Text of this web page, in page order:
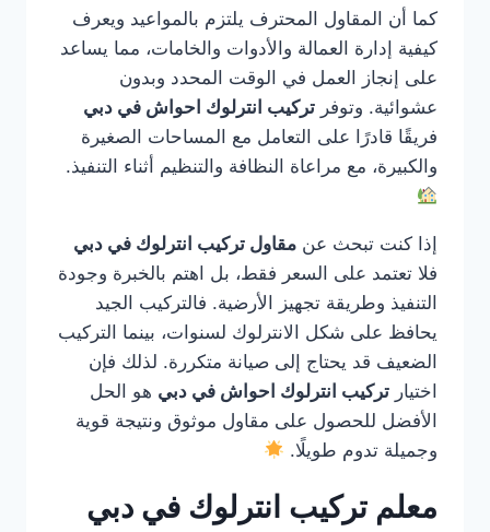
كما أن المقاول المحترف يلتزم بالمواعيد ويعرف
كيفية إدارة العمالة والأدوات والخامات، مما يساعد
على إنجاز العمل في الوقت المحدد وبدون
عشوائية. وتوفر تركيب انترلوك احواش في دبي
فريقًا قادرًا على التعامل مع المساحات الصغيرة
والكبيرة، مع مراعاة النظافة والتنظيم أثناء التنفيذ.
إذا كنت تبحث عن مقاول تركيب انترلوك في دبي
فلا تعتمد على السعر فقط، بل اهتم بالخبرة وجودة
التنفيذ وطريقة تجهيز الأرضية. فالتركيب الجيد
يحافظ على شكل الانترلوك لسنوات، بينما التركيب
الضعيف قد يحتاج إلى صيانة متكررة. لذلك فإن
اختيار تركيب انترلوك احواش في دبي هو الحل
الأفضل للحصول على مقاول موثوق ونتيجة قوية
وجميلة تدوم طويلًا.
معلم تركيب انترلوك في دبي